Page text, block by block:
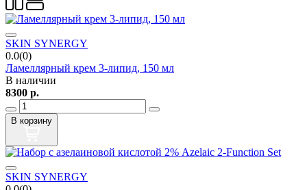
SKIN SYNERGY
0.0(0)
Ламеллярный крем 3-липид, 150 мл
В наличии
8300 р.
В корзину
SKIN SYNERGY